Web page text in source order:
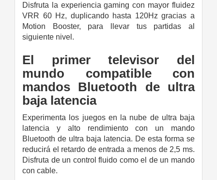
Disfruta la experiencia gaming con mayor fluidez
VRR 60 Hz, duplicando hasta 120Hz gracias a
Motion Booster, para llevar tus partidas al
siguiente nivel.
El primer televisor del
mundo compatible con
mandos Bluetooth de ultra
baja latencia
Experimenta los juegos en la nube de ultra baja
latencia y alto rendimiento con un mando
Bluetooth de ultra baja latencia. De esta forma se
reducirá el retardo de entrada a menos de 2,5 ms.
Disfruta de un control fluido como el de un mando
con cable.